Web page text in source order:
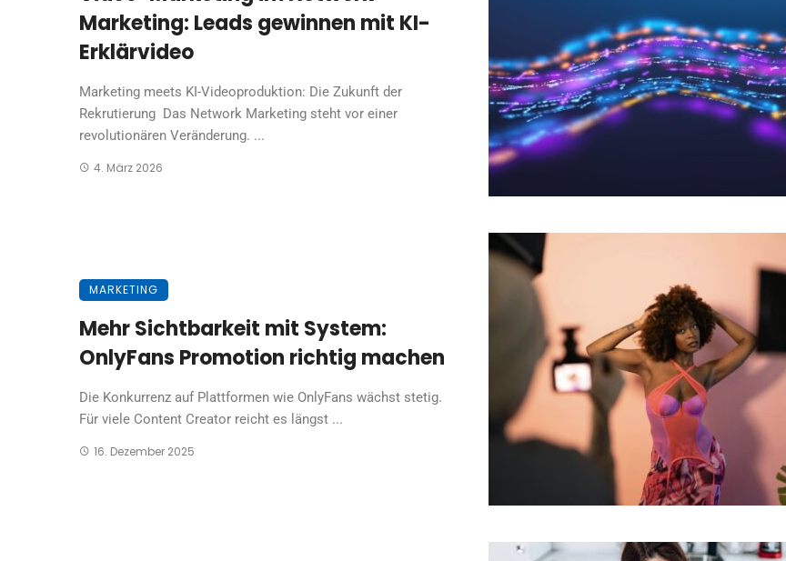
Marketing: Leads gewinnen mit KI-
Erklärvideo
Marketing meets KI-Videoproduktion: Die Zukunft der
Rekrutierung Das Network Marketing steht vor einer
revolutionären Veränderung. ...
4. März 2026
MARKETING
Mehr Sichtbarkeit mit System:
OnlyFans Promotion richtig machen
Die Konkurrenz auf Plattformen wie OnlyFans wächst stetig.
Für viele Content Creator reicht es längst ...
16. Dezember 2025